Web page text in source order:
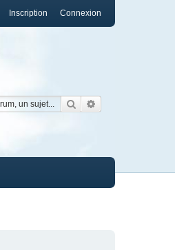
Connexion
Inscription
Rechercher